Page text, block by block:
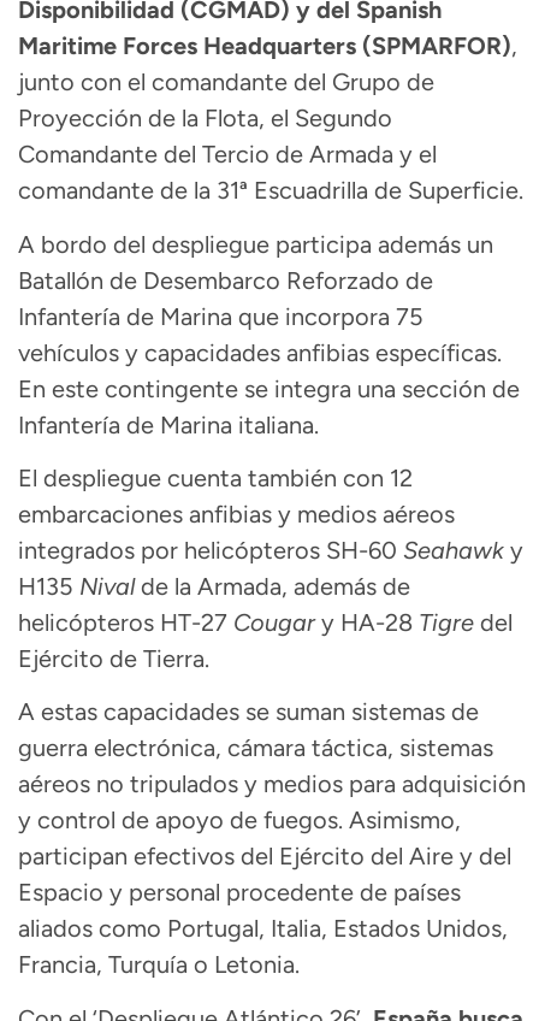
Disponibilidad (CGMAD) y del Spanish
Maritime Forces Headquarters (SPMARFOR),
junto con el comandante del Grupo de
Proyección de la Flota, el Segundo
Comandante del Tercio de Armada y el
comandante de la 31ª Escuadrilla de Superficie.
A bordo del despliegue participa además un
Batallón de Desembarco Reforzado de
Infantería de Marina que incorpora 75
vehículos y capacidades anfibias específicas.
En este contingente se integra una sección de
Infantería de Marina italiana.
El despliegue cuenta también con 12
embarcaciones anfibias y medios aéreos
integrados por helicópteros SH-60 Seahawk y
H135 Nivalde la Armada, además de
helicópteros HT-27 Cougary HA-28 Tigre del
Ejército de Tierra.
A estas capacidades se suman sistemas de
guerra electrónica, cámara táctica, sistemas
aéreos no tripulados y medios para adquisición
y control de apoyo de fuegos. Asimismo,
participan efectivos del Ejército del Aire y del
Espacio y personal procedente de países
aliados como Portugal, Italia, Estados Unidos,
Francia, Turquía o Letonia.